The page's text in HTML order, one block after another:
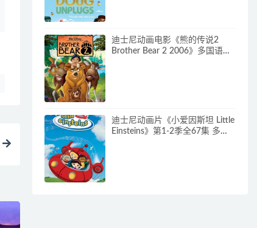
迪士尼动画电影《熊的传说2
Brother Bear 2 2006》多国语言
迪士尼动画片《小爱因斯坦 Little
Einsteins》第1-2季全67集 多国